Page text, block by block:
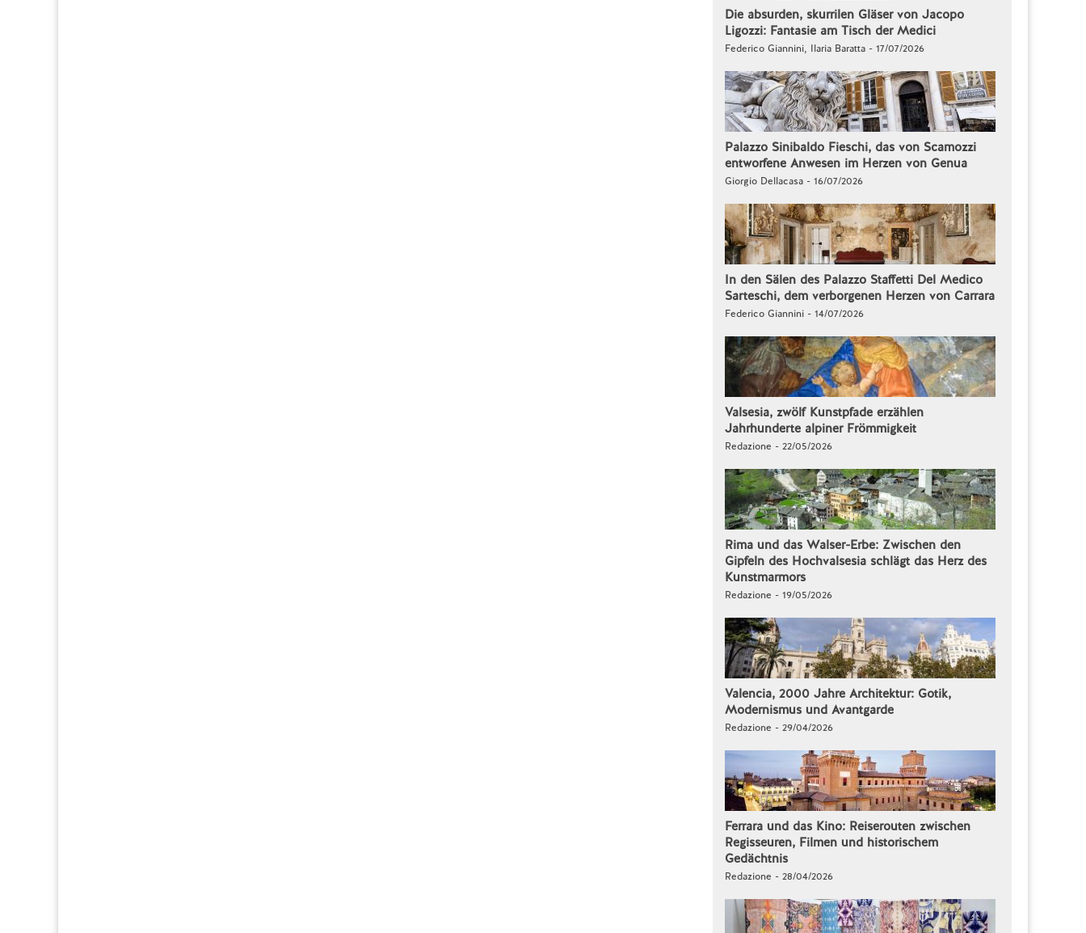
Die absurden, skurrilen Gläser von Jacopo
Ligozzi: Fantasie am Tisch der Medici
Federico Giannini, Ilaria Baratta - 17/07/2026
Palazzo Sinibaldo Fieschi, das von Scamozzi
entworfene Anwesen im Herzen von Genua
Giorgio Dellacasa - 16/07/2026
In den Sälen des Palazzo Staffetti Del Medico
Sarteschi, dem verborgenen Herzen von Carrara
Federico Giannini - 14/07/2026
Valsesia, zwölf Kunstpfade erzählen
Jahrhunderte alpiner Frömmigkeit
Redazione - 22/05/2026
Rima und das Walser-Erbe: Zwischen den
Gipfeln des Hochvalsesia schlägt das Herz des
Kunstmarmors
Redazione - 19/05/2026
Valencia, 2000 Jahre Architektur: Gotik,
Modernismus und Avantgarde
Redazione - 29/04/2026
Ferrara und das Kino: Reiserouten zwischen
Regisseuren, Filmen und historischem
Gedächtnis
Redazione - 28/04/2026